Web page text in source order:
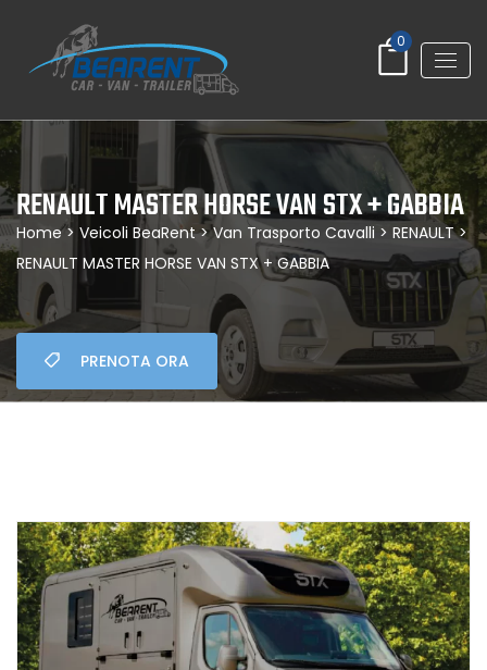
0
RENAULT MASTER HORSE VAN STX + GABBIA
Home> Veicoli BeaRent>Van Trasporto Cavalli > RENAULT>
RENAULT MASTER HORSE VAN STX + GABBIA
PRENOTA ORA